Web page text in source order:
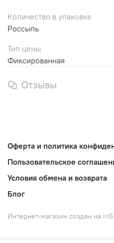
Количество в упаковке
Россыпь
Тип цены
Фиксированная
Отзывы
Оферта и политика
Пользовательское
Условия обмена и возврата
Блог
Интернет-магазин создан на